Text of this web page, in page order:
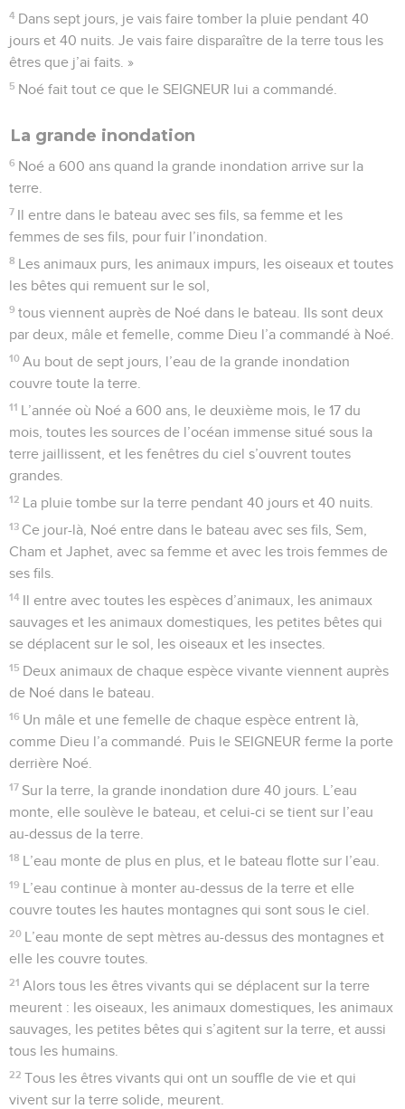
4 Dans sept jours, je vais faire tomber la pluie pendant 40
jours et 40 nuits. Je vais faire disparaître de la terre tous les
êtres que j’ai faits. »
5 Noé fait tout ce que le SEIGNEUR lui a commandé.
La grande inondation
6 Noé a 600 ans quand la grande inondation arrive sur la
terre.
7 Il entre dans le bateau avec ses fils, sa femme et les
femmes de ses fils, pour fuir l’inondation.
8 Les animaux purs, les animaux impurs, les oiseaux et toutes
les bêtes qui remuent sur le sol,
9 tous viennent auprès de Noé dans le bateau. Ils sont deux
par deux, mâle et femelle, comme Dieu l’a commandé à Noé.
10 Au bout de sept jours, l’eau de la grande inondation
couvre toute la terre.
11 L’année où Noé a 600 ans, le deuxième mois, le 17 du
mois, toutes les sources de l’océan immense situé sous la
terre jaillissent, et les fenêtres du ciel s’ouvrent toutes
grandes.
12 La pluie tombe sur la terre pendant 40 jours et 40 nuits.
13 Ce jour-là, Noé entre dans le bateau avec ses fils, Sem,
Cham et Japhet, avec sa femme et avec les trois femmes de
ses fils.
14 Il entre avec toutes les espèces d’animaux, les animaux
sauvages et les animaux domestiques, les petites bêtes qui
se déplacent sur le sol, les oiseaux et les insectes.
15 Deux animaux de chaque espèce vivante viennent auprès
de Noé dans le bateau.
16 Un mâle et une femelle de chaque espèce entrent là,
comme Dieu l’a commandé. Puis le SEIGNEUR ferme la porte
derrière Noé.
17 Sur la terre, la grande inondation dure 40 jours. L’eau
monte, elle soulève le bateau, et celui-ci se tient sur l’eau
au-dessus de la terre.
18 L’eau monte de plus en plus, et le bateau flotte sur l’eau.
19 L’eau continue à monter au-dessus de la terre et elle
couvre toutes les hautes montagnes qui sont sous le ciel.
20 L’eau monte de sept mètres au-dessus des montagnes et
elle les couvre toutes.
21 Alors tous les êtres vivants qui se déplacent sur la terre
meurent : les oiseaux, les animaux domestiques, les animaux
sauvages, les petites bêtes qui s’agitent sur la terre, et aussi
tous les humains.
22 Tous les êtres vivants qui ont un souffle de vie et qui
vivent sur la terre solide, meurent.